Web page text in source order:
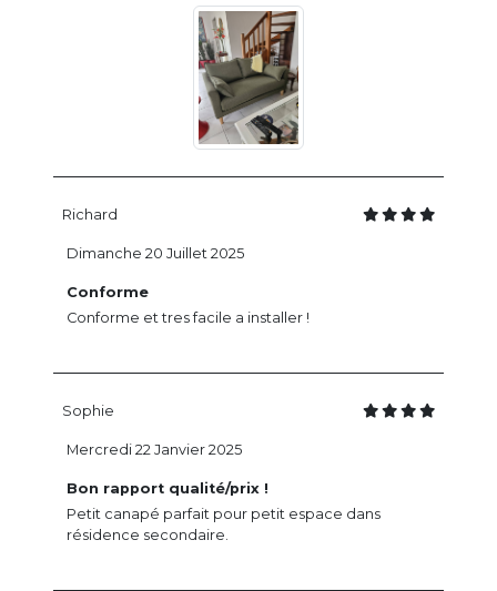
Richard
Conforme
Conforme et tres facile a installer !
Dimanche 20 Juillet 2025
Sophie
Bon rapport qualité/prix !
Petit canapé parfait pour petit espace dans
résidence secondaire.
Mercredi 22 Janvier 2025